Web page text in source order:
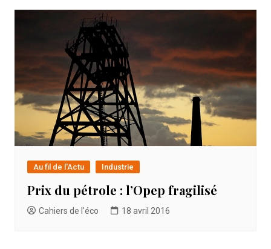
Au fil de l'Actu Industrie
Prix du pétrole : l’Opep fragilisé
Cahiers de l'éco 18 avril 2016